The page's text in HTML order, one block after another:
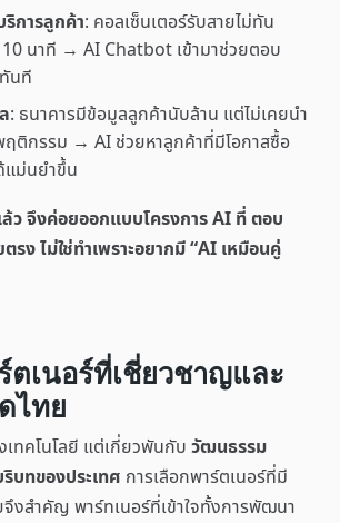
การลูกค้า: คอลเซ็นเตอร์รับสายไม่ทัน
นาที → AI Chatbot เข้ามาช่วยตอบ
นที
: ธนาคารมีข้อมูลลูกค้านับล้าน แต่ไม่เคยนำ
พฤติกรรม → AI ช่วยหาลูกค้าที่มีโอกาสซื้อ
ม่นยำขึ้น
ว จึงค่อยออกแบบโครงการ AI ที่ ตอบ
ง ไม่ใช่ทำเพราะอยากมี “AI เหมือนคู่
ตเนอร์ที่เชี่ยวชาญและ
ไทย
เทคโนโลยี แต่เกี่ยวพันกับ วัฒนธรรม
บทของประเทศ การเลือกพาร์ตเนอร์ที่มี
งสำคัญ พาร์ทเนอร์ที่เข้าใจทั้งการพัฒนา